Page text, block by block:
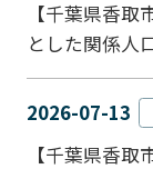
【千葉県香
とした関係人
2026-07-13
【千葉県香